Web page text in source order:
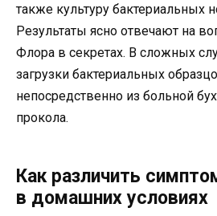
также культуру бактериальных
Результаты ясно отвечают на
Флора в секретах. В сложных
загрузки бактериальных
непосредственно из больной
прокола.
Как различить
в домашних условиях